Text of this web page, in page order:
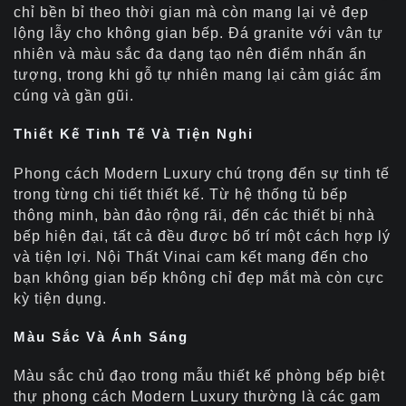
chỉ bền bỉ theo thời gian mà còn mang lại vẻ đẹp
lộng lẫy cho không gian bếp. Đá granite với vân tự
nhiên và màu sắc đa dạng tạo nên điểm nhấn ấn
tượng, trong khi gỗ tự nhiên mang lại cảm giác ấm
cúng và gần gũi.
Thiết Kế Tinh Tế Và Tiện Nghi
Phong cách Modern Luxury chú trọng đến sự tinh tế
trong từng chi tiết thiết kế. Từ hệ thống tủ bếp
thông minh, bàn đảo rộng rãi, đến các thiết bị nhà
bếp hiện đại, tất cả đều được bố trí một cách hợp lý
và tiện lợi. Nội Thất Vinai cam kết mang đến cho
bạn không gian bếp không chỉ đẹp mắt mà còn cực
kỳ tiện dụng.
Màu Sắc Và Ánh Sáng
Màu sắc chủ đạo trong mẫu thiết kế phòng bếp biệt
thự phong cách Modern Luxury thường là các gam